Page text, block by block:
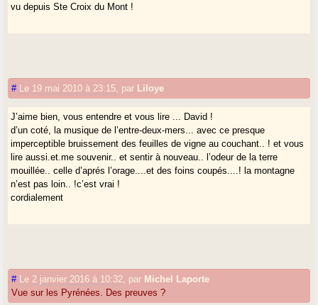
vu depuis Ste Croix du Mont !
# Le 19 mai 2010 à 23:15 par Liloye
J’aime bien, vous entendre et vous lire ... David !
d’un coté, la musique de l’entre-deux-mers... avec ce presque
imperceptible bruissement des feuilles de vigne au couchant.. ! et vous
lire aussi.et.me souvenir.. et sentir à nouveau.. l’odeur de la terre
mouillée.. celle d’aprés l’orage....et des foins coupés....! la montagne
n’est pas loin.. !c’est vrai !
cordialement
# Le 2 janvier 2016 à 10:32 par Michel Laporte
Vue sur les Pyrénées. Des preuves ?